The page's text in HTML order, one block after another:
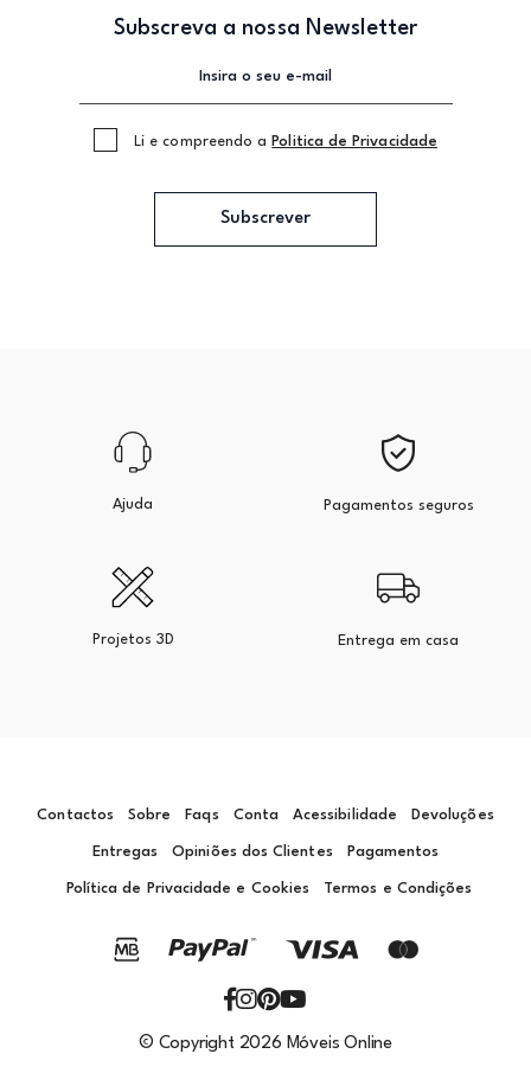
Subscreva a nossa Newsletter
Li e compreendo a Politica de Privacidade
Subscrever
Ajuda Pagamentos seguros
Projetos 3D Entrega em casa
Contactos Sobre Faqs Conta Acessibilidade Devoluções
Entregas Opiniões dos Clientes Pagamentos
Política de Privacidade e Cookies Termos e Condições
© Copyright 2026 Móveis Online